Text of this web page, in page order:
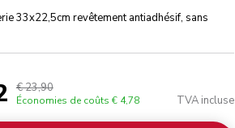
33x22,5cm revêtement antiadhésif, sans
€ 23,90
Économies de coûts € 4,78 TVA incluse